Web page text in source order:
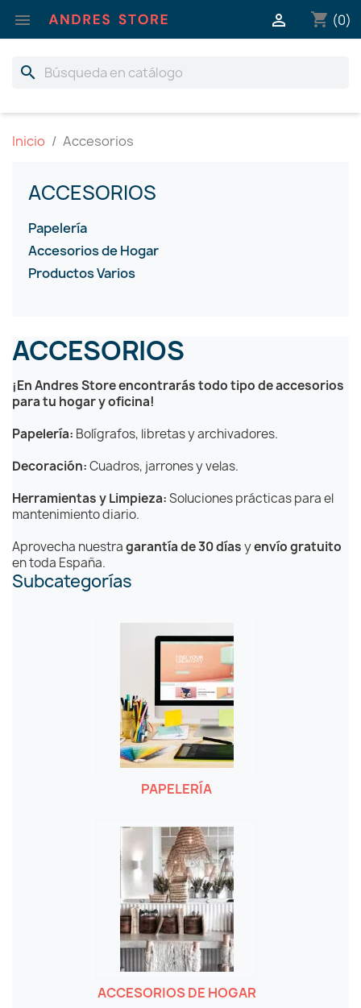
 shopping_cart (0)

search
Inicio Accesorios
ACCESORIOS
Papelería
Accesorios de Hogar
Productos Varios
ACCESORIOS
¡En Andres Store encontrarás todo tipo de accesorios
para tu hogar y oficina!
Papelería: Bolígrafos, libretas y archivadores.
Decoración:Cuadros, jarrones y velas.
Herramientas y Limpieza:Soluciones prácticas para el
mantenimiento diario.
Aprovecha nuestragarantía de 30 díasyenvío gratuito
en toda España.
Subcategorías
PAPELERÍA
ACCESORIOS DE HOGAR